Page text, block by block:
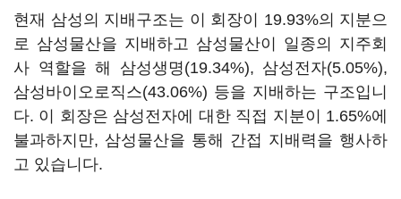
현재 삼성의 지배구조는 이 회장이 19.93%의 지분으
로 삼성물산을 지배하고 삼성물산이 일종의 지주회
사 역할을 해 삼성생명(19.34%), 삼성전자(5.05%),
삼성바이오로직스(43.06%) 등을 지배하는 구조입니
다. 이 회장은 삼성전자에 대한 직접 지분이 1.65%에
불과하지만, 삼성물산을 통해 간접 지배력을 행사하
고 있습니다.